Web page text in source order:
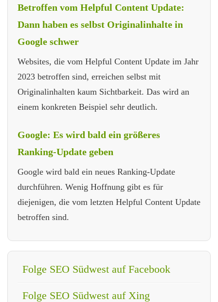
Betroffen vom Helpful Content Update:
Dann haben es selbst Originalinhalte in
Google schwer
Websites, die vom Helpful Content Update im Jahr
2023 betroffen sind, erreichen selbst mit
Originalinhalten kaum Sichtbarkeit. Das wird an
einem konkreten Beispiel sehr deutlich.
Google: Es wird bald ein größeres
Ranking-Update geben
Google wird bald ein neues Ranking-Update
durchführen. Wenig Hoffnung gibt es für
diejenigen, die vom letzten Helpful Content Update
betroffen sind.
Folge SEO Südwest auf Facebook
Folge SEO Südwest auf Xing